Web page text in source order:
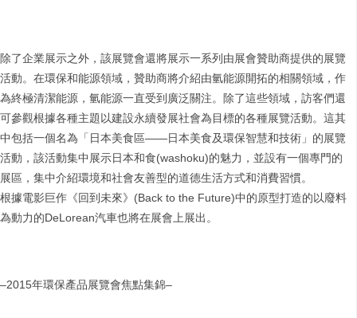
除了企業展示之外，該展覽會還將展示一系列由展會贊助商提供的展覽
活動。在環保和能源領域，贊助商將介紹由氫能源開拓的相關領域，作
為終極清潔能源，氫能源一直受到廣泛關注。除了這些領域，訪客們還
可參觀根據各種主題以建設永續發展社會為目標的各種展覽活動。這其
中包括一個名為「日本美食區——日本美食及環保智慧和技術」的展覽
活動，該活動集中展示日本和食(washoku)的魅力，並設有一個專門的
展區，集中介紹環境和社會友善型的道德生活方式和消費習慣。
根據電影巨作《回到未來》(Back to the Future)中的原型打造的以廢料
為動力的DeLorean汽車也將在展會上展出。
–2015年環保產品展覽會焦點集錦–